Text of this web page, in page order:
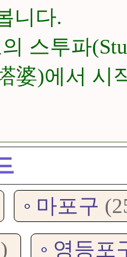
니다.
스투파
婆)에서 시
물을 의미합
◦ 마포구
◦ 영등포